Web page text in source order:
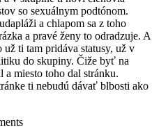
so sexuálnym podtónom.
a chlapom sa z toho
a pravé ženy to odradzuje. A
už ti tam pridáva statusy, už v
do skupiny. Čiže byť na
a miesto toho dal stránku.
ti nebudú dávať blbosti ako